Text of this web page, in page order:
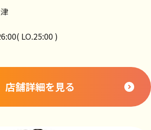
LO.25:00 )
店舗詳細を見る